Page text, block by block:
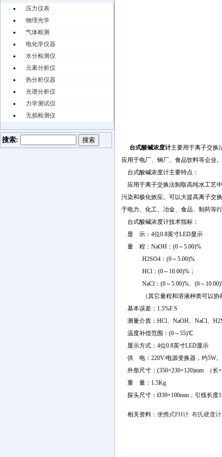
压力仪表
物理光学
气体检测
电化学仪器
水分检测仪
元素分析仪
热分析仪器
光谱分析仪
力学测试仪
无损检测仪
搜索:
台式酸碱浓度计主要用于离子交换
应用于电厂、钢厂、食品饮料等企业。
台式酸碱浓度计主要特点：
应用于离子交换法制取高纯水工艺
污染和极化效应。可以大提高离子交
于电力、化工、冶金、食品、制药等
台式酸碱浓度计技术指标：
显 示：4位0.8英寸LED显示
量 程：NaOH：(0～5.00)%
H2SO4：(0～5.00)%
HCl：(0～10.00)%；
NaCl：(0～5.00)%、(0～
（其它量程和溶液种类可以协
基本误差：1.5%F.S
测量介质：HCl、NaOH、NaCl、
温度补偿范围：(0～55)℃
显示方式：4位0.8英寸LED显示
供 电：220V/电源变换器，约5W。
外形尺寸：(350×230×120)mm （长
重 量：1.5Kg
探头尺寸：Ø39×100mm，引线长度
相关资料： 便携式PH计 布氏硬度计